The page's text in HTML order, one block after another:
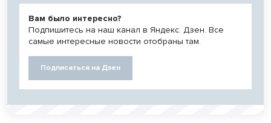
Вам было интересно?
Подпишитесь на наш канал в Яндекс. Дзен. Все
самые интересные новости отобраны там.
Подписаться на Дзен